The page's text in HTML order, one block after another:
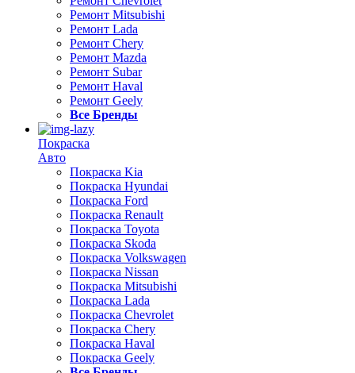
Ремонт Mitsubishi
Ремонт Lada
Ремонт Chery
Ремонт Mazda
Ремонт Subar
Ремонт Haval
Ремонт Geely
Все Бренды
Покраска
Авто
Покраска Kia
Покраска Hyundai
Покраска Ford
Покраска Renault
Покраска Toyota
Покраска Skoda
Покраска Volkswagen
Покраска Nissan
Покраска Mitsubishi
Покраска Lada
Покраска Chevrolet
Покраска Chery
Покраска Haval
Покраска Geely